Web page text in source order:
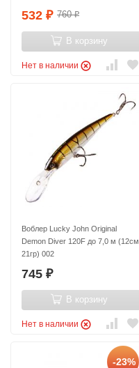
532 ₽ 760₽
В корзину
Нет в наличии
Воблер Lucky John Original
Demon Diver 120F до 7,0 м (12см,
21гр) 002
745 ₽
В корзину
Нет в наличии
-23%